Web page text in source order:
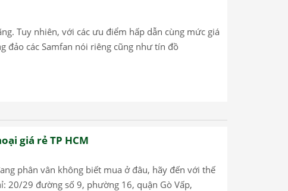
Tuy nhiên, với các ưu điểm hấp dẫn cùng mức giá
đảo các Samfan nói riêng cũng như tín đồ
giá rẻ TP HCM
phân vân không biết mua ở đâu, hãy đến với thế
20/29 đường số 9, phường 16, quận Gò Vấp,